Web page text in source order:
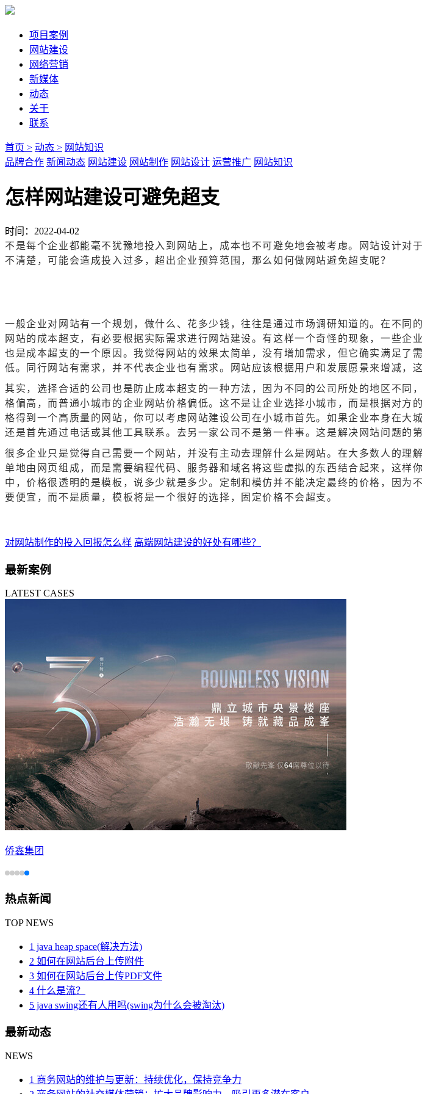
项目案例
网站建设
网络营销
新媒体
动态
关于
联系
首页 > 动态 > 网站知识
品牌合作 新闻动态 网站建设 网站制作 网站设计 运营推广 网站知识
怎样网站建设可避免超支
时间：2022-04-02
不是每个企业都能毫不犹豫地投入到网站上，成本也不可避免地会被考虑。网站设计
不清楚，可能会造成投入过多，超出企业预算范围，那么如何做网站避免超支呢？
一般企业对网站有一个规划，做什么、花多少钱，往往是通过市场调研知道的。在不同的
网站的成本超支，有必要根据实际需求进行网站建设。有这样一个奇怪的现象，一些
也是成本超支的一个原因。我觉得网站的效果太简单，没有增加需求，但它确实满足
低。同行网站有需求，并不代表企业也有需求。网站应该根据用户和发展愿景来增减，
其实，选择合适的公司也是防止成本超支的一种方法，因为不同的公司所处的地区不
格偏高，而普通小城市的企业网站价格偏低。这不是让企业选择小城市，而是根据对
格得到一个高质量的网站，你可以考虑网站建设公司在小城市首先。如果企业本身在大
还是首先通过电话或其他工具联系。去另一家公司不是第一件事。这是解决网站问题的
很多企业只是觉得自己需要一个网站，并没有主动去理解什么是网站。在大多数人的
单地由网页组成，而是需要编程代码、服务器和域名将这些虚拟的东西结合起来，这
中，价格很透明的是模板，说多少就是多少。定制和模仿并不能决定最终的价格，因
要便宜，而不是质量，模板将是一个很好的选择，固定价格不会超支。
对网站制作的投入回报怎么样 高端网站建设的好处有哪些？
最新案例
LATEST CASES
侨鑫集团
热点新闻
TOP NEWS
1 java heap space(解决方法)
2 如何在网站后台上传附件
3 如何在网站后台上传PDF文件
4 什么是流？
5 java swing还有人用吗(swing为什么会被淘汰)
最新动态
NEWS
1 商务网站的维护与更新：持续优化，保持竞争力